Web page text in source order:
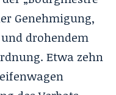
Genehmigung,
drohendem
Etwa zehn